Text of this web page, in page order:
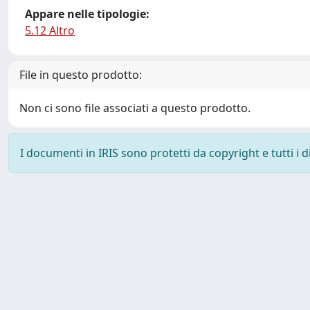
Appare nelle tipologie:
5.12 Altro
File in questo prodotto:
Non ci sono file associati a questo prodotto.
I documenti in IRIS sono protetti da copyright e tutti i